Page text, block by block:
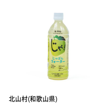
北山村(和歌山県)